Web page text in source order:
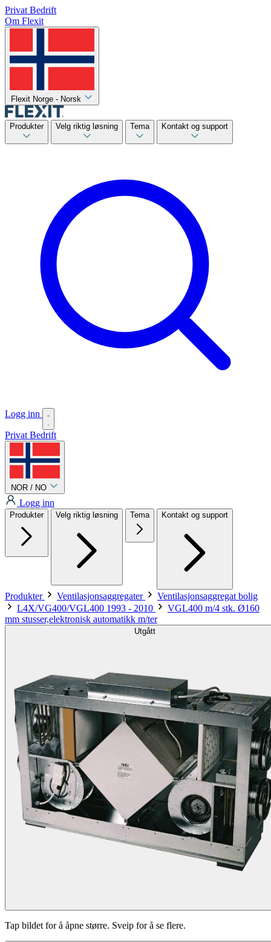
Privat Bedrift
Om Flexit
Flexit Norge - Norsk
Produkter Velg riktig løsning Tema Kontakt og support
Logg inn
Privat Bedrift
NOR / NO
Logg inn
Produkter Velg riktig løsning Tema Kontakt og support
Produkter Ventilasjonsaggregater
Ventilasjonsaggregat bolig
L4X/VG400/VGL400 1993 - 2010
VGL400 m/4 stk. Ø160
mm stusser,elektronisk automatikk m/ter
Utgått
Tap bildet for å åpne større. Sveip for å se flere.